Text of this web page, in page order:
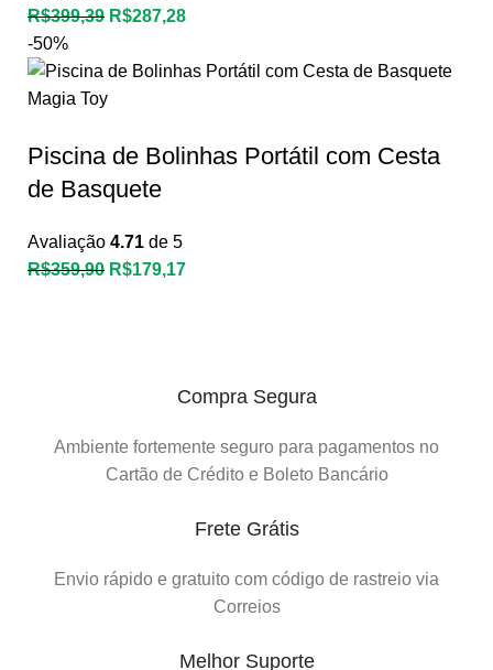
R$399,39 R$287,28
-50%
Piscina de Bolinhas Portátil com Cesta
de Basquete
Avaliação 4.71 de 5
R$359,90 R$179,17
Compra Segura
Ambiente fortemente seguro para pagamentos no
Cartão de Crédito e Boleto Bancário
Frete Grátis
Envio rápido e gratuito com código de rastreio via
Correios
Melhor Suporte